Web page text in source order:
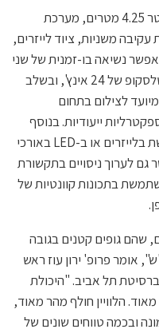
התחנה כוללת כיפת מצפה לוויינים בקוטר 4.25 מטרים, מערכת
משניות, ציוד לייזרים,
נשיאה בו-זמנית של שני
טלסקופים. בשלב זה הזרוע מחזיקה בטלסקופ של 24 אינץ', ובשלב
לצילום בתחום
ייעודיות. בנוסף
לתקשורת האופטית הרגילה, שמשתמשת בלייזרים או ב-LED באורכי
לערוך ניסויים בתקשורת
בתכונות קוונטיות של
שהם גופים קטנים בגובה
שנעים בכ-30,000 קמ"ש", אומר פרופ' ירון עוז ראש
תל אביב. "היכולת
הלוויין חולף מהר מאוד,
ובכמה טווחים שונים של